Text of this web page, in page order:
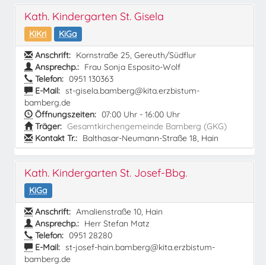
Kath. Kindergarten St. Gisela
KiKri
KiGa
Anschrift: Kornstraße 25, Gereuth/Südflur
Ansprechp.: Frau Sonja Esposito-Wolf
Telefon: 0951 130363
E-Mail: st-gisela.bamberg@kita.erzbistum-
bamberg.de
Öffnungszeiten: 07:00 Uhr - 16:00 Uhr
Träger: Gesamtkirchengemeinde Bamberg (GKG)
Kontakt Tr.: Balthasar-Neumann-Straße 18, Hain
Kath. Kindergarten St. Josef-Bbg.
KiGa
Anschrift: Amalienstraße 10, Hain
Ansprechp.: Herr Stefan Matz
Telefon: 0951 28280
E-Mail: st-josef-hain.bamberg@kita.erzbistum-
bamberg.de